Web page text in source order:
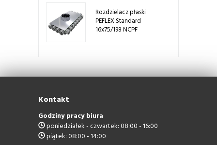
Rozdzielacz płaski
PEFLEX Standard
16x75/198 NCPF
Kontakt
Godziny pracy biura
poniedziałek - czwartek: 08:00 - 16:00
piątek: 08:00 - 14:00